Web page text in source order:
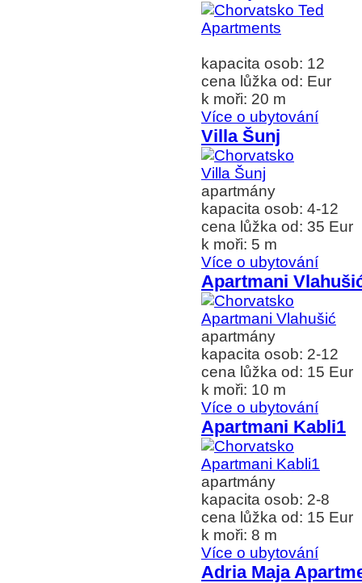
kapacita osob: 12
cena lůžka od: Eur
k moři: 20 m
Více o ubytování
Villa Šunj
apartmány
kapacita osob: 4-12
cena lůžka od: 35 Eur
k moři: 5 m
Více o ubytování
Apartmani
apartmány
kapacita osob: 2-12
cena lůžka od: 15 Eur
k moři: 10 m
Více o ubytování
Apartmani Kabli1
apartmány
kapacita osob: 2-8
cena lůžka od: 15 Eur
k moři: 8 m
Více o ubytování
Adria Maja